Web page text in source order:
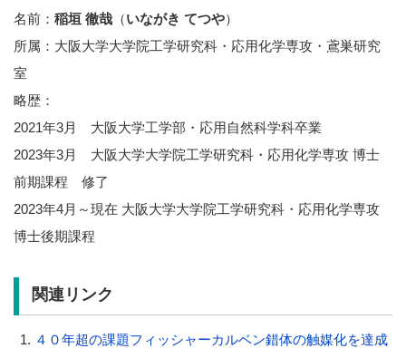
名前： 稲垣 徹哉 （いながき てつや）
所属：大阪大学大学院工学研究科・応用化学専攻・鳶巣研究
室
略歴：
2021年3月 大阪大学工学部・応用自然科学科卒業
2023年3月 大阪大学大学院工学研究科・応用化学専攻 博士
前期課程 修了
2023年4月～現在 大阪大学大学院工学研究科・応用化学専攻
博士後期課程
関連リンク
４０年超の課題フィッシャーカルベン錯体の触媒化を達成